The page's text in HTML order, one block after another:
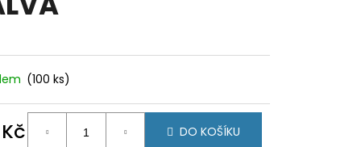
(100 ks)
DO KOŠÍKU
Následující